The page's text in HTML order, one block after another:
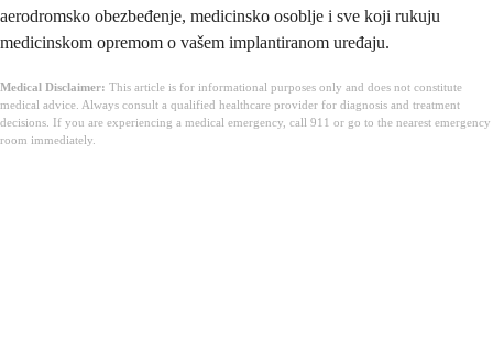
aerodromsko obezbeđenje, medicinsko osoblje i sve koji rukuju
medicinskom opremom o vašem implantiranom uređaju.
Medical Disclaimer: This article is for informational purposes only and does not constitute
medical advice. Always consult a qualified healthcare provider for diagnosis and treatment
decisions. If you are experiencing a medical emergency, call 911 or go to the nearest emergency
room immediately.